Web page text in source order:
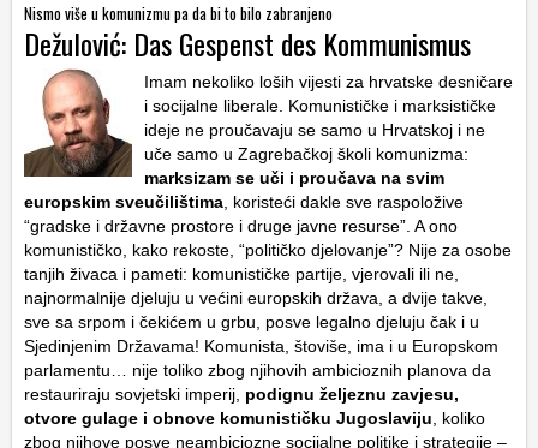
Nismo više u komunizmu pa da bi to bilo zabranjeno
Dežulović: Das Gespenst des Kommunismus
Imam nekoliko loših vijesti za hrvatske desničare
i socijalne liberale. Komunističke i marksističke
ideje ne proučavaju se samo u Hrvatskoj i ne
uče samo u Zagrebačkoj školi komunizma:
marksizam se uči i proučava na svim
europskim sveučilištima , koristeći dakle sve raspoložive
“gradske i državne prostore i druge javne resurse”. A ono
komunističko, kako rekoste, “političko djelovanje”? Nije za osobe
tanjih živaca i pameti: komunističke partije, vjerovali ili ne,
najnormalnije djeluju u većini europskih država, a dvije takve,
sve sa srpom i čekićem u grbu, posve legalno djeluju čak i u
Sjedinjenim Državama! Komunista, štoviše, ima i u Europskom
parlamentu… nije toliko zbog njihovih ambicioznih planova da
restauriraju sovjetski imperij, podignu željeznu zavjesu,
otvore gulage i obnove komunističku Jugoslaviju , koliko
zbog njihove posve neambiciozne socijalne politike i strategije –